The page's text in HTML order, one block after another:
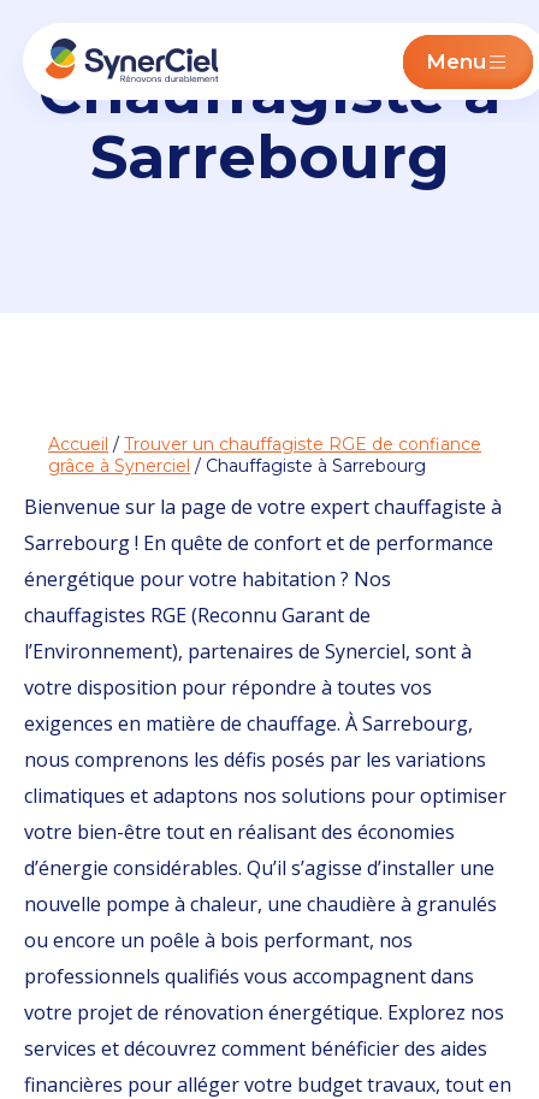
Menu
Chauffagiste à
Sarrebourg
Accueil / Trouver un chauffagiste RGE de confiance
grâce à Synerciel / Chauffagiste à Sarrebourg
Bienvenue sur la page de votre expert chauffagiste à
Sarrebourg ! En quête de confort et de performance
énergétique pour votre habitation ? Nos
chauffagistes RGE (Reconnu Garant de
l’Environnement), partenaires de Synerciel, sont à
votre disposition pour répondre à toutes vos
exigences en matière de chauffage. À Sarrebourg,
nous comprenons les défis posés par les variations
climatiques et adaptons nos solutions pour optimiser
votre bien-être tout en réalisant des économies
d’énergie considérables. Qu’il s’agisse d’installer une
nouvelle pompe à chaleur, une chaudière à granulés
ou encore un poêle à bois performant, nos
professionnels qualifiés vous accompagnent dans
votre projet de rénovation énergétique. Explorez nos
services et découvrez comment bénéficier des aides
financières pour alléger votre budget travaux, tout en